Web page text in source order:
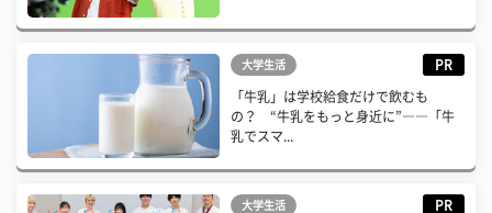
大学生活 PR
「牛乳」は学校給食だけで飲むも
の？ “牛乳をもっと身近に”――「牛
乳でスマ...
大学生活 PR